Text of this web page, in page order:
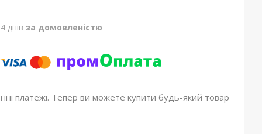
днів за домовленістю
платежі. Тепер ви можете купити будь-який товар